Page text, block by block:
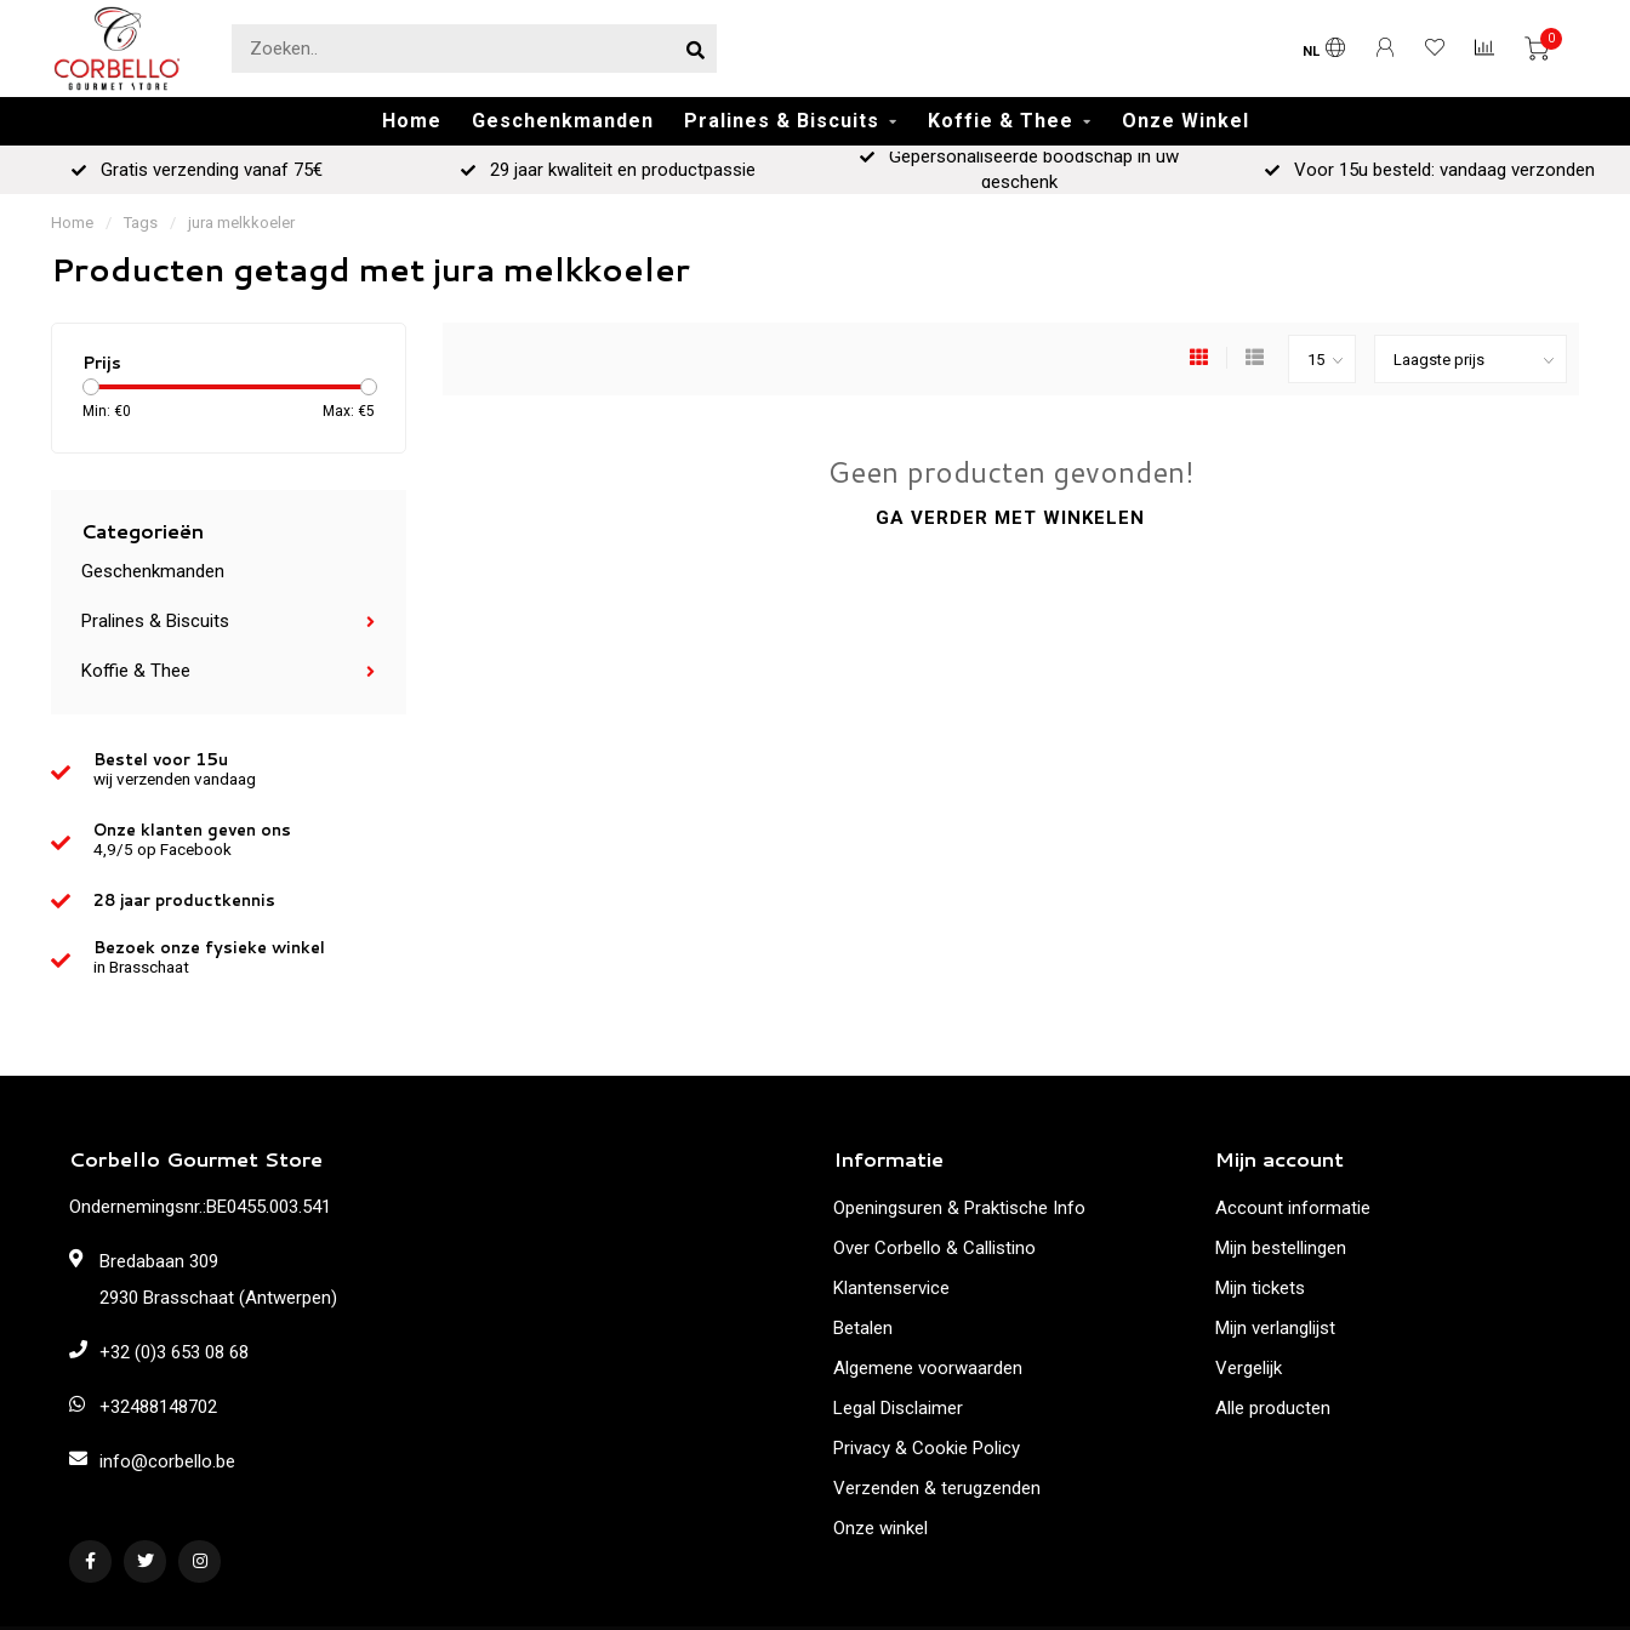
NL
0
Home Geschenkmanden Pralines & Biscuits Koffie & Thee Onze Winkel
Gratis verzending vanaf 75€ 29 jaar kwaliteit en productpassie
Gepersonaliseerde boodschap in uw
geschenk
Voor 15u besteld: vandaag verzonden
Home / Tags / jura melkkoeler
Producten getagd met jura melkkoeler
Prijs
Min: €0 Max: €5
Categorieën
Geschenkmanden
Pralines & Biscuits
Koffie & Thee
Bestel voor 15u
wij verzenden vandaag
Onze klanten geven ons
4,9/5 op Facebook
28 jaar productkennis
Bezoek onze fysieke winkel
in Brasschaat
Geen producten gevonden!
GA VERDER MET WINKELEN
Corbello Gourmet Store
Ondernemingsnr.:BE0455.003.541
Bredabaan 309
2930 Brasschaat (Antwerpen)
+32 (0)3 653 08 68
+32488148702
info@corbello.be
Informatie
Openingsuren & Praktische Info
Over Corbello & Callistino
Klantenservice
Betalen
Algemene voorwaarden
Legal Disclaimer
Privacy & Cookie Policy
Verzenden & terugzenden
Onze winkel
Mijn account
Account informatie
Mijn bestellingen
Mijn tickets
Mijn verlanglijst
Vergelijk
Alle producten